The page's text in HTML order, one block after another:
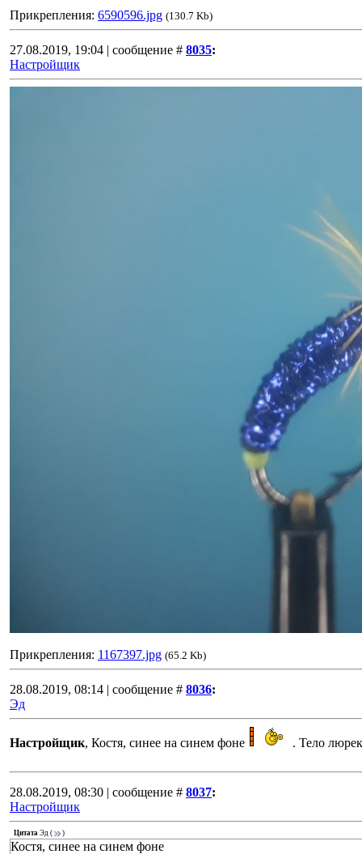
Прикрепления: 6590596.jpg (130.7 Kb)
27.08.2019, 19:04 | сообщение # 8035:
Настройщик
Прикрепления: 1167397.jpg (65.2 Kb)
28.08.2019, 08:14 | сообщение # 8036:
Эд
Настройщик, Костя, синее на синем фоне . Тело
28.08.2019, 08:30 | сообщение # 8037:
Настройщик
Цитата Эд ( )
Костя, синее на синем фоне